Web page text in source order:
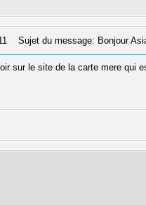
Sujet du message: Bonjour
sur le site de la carte mere qui